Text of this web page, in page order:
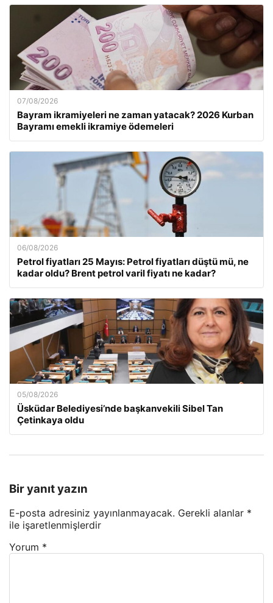
07/08/2026
Bayram ikramiyeleri ne zaman yatacak? 2026 Kurban
Bayramı emekli ikramiye ödemeleri
06/08/2026
Petrol fiyatları 25 Mayıs: Petrol fiyatları düştü mü, ne
kadar oldu? Brent petrol varil fiyatı ne kadar?
05/08/2026
Üsküdar Belediyesi’nde başkanvekili Sibel Tan
Çetinkaya oldu
Bir yanıt yazın
E-posta adresiniz yayınlanmayacak. Gerekli alanlar *
ile işaretlenmişlerdir
Yorum *